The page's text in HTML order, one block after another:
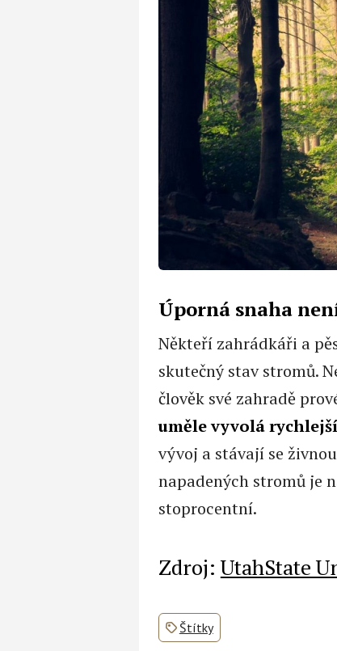
Úporná snaha
Někteří zahrádkáři a
skutečný stav stromů.
člověk své zahradě
uměle vyvolá
vývoj a stávají se
napadených stromů je
stoprocentní.
Zdroj:UtahState
Štítky